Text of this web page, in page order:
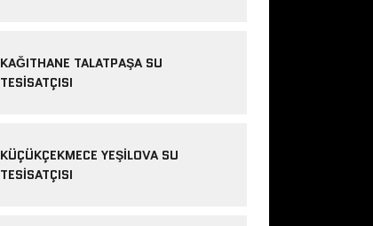
KAĞITHANE TALATPAŞA SU
TESISATÇISI
KÜÇÜKÇEKMECE YEŞILOVA SU
TESISATÇISI